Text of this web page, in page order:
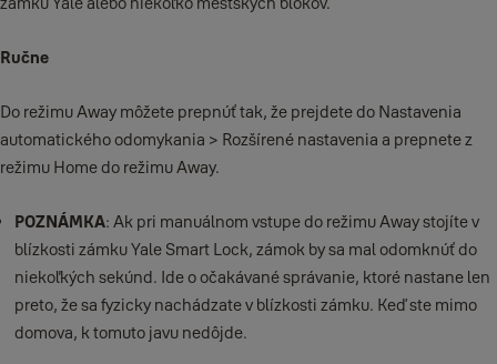
Ručne
Do režimu Away môžete prepnúť tak, že prejdete do Nastavenia
automatického odomykania > Rozšírené nastavenia a prepnete z
režimu Home do režimu Away.
POZNÁMKA: Ak pri manuálnom vstupe do režimu Away stojíte v
blízkosti zámku Yale Smart Lock, zámok by sa mal odomknúť do
niekoľkých sekúnd. Ide o očakávané správanie, ktoré nastane len
preto, že sa fyzicky nachádzate v blízkosti zámku. Keď ste mimo
domova, k tomuto javu nedôjde.